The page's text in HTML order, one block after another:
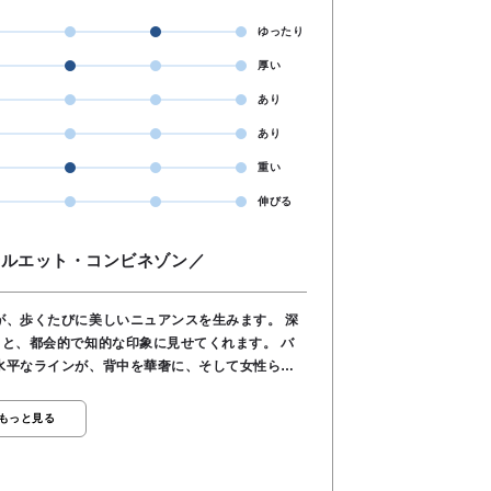
ゆったり
厚い
あり
あり
重い
伸びる
エット・コンビネゾン／
歩くたびに美しいニュアンスを生みます。 深
都会的で知的な印象に見せてくれます。 バ
なラインが、背中を華奢に、そして女性らし
ックスして着ていただけます。 ストンと
もっと見る